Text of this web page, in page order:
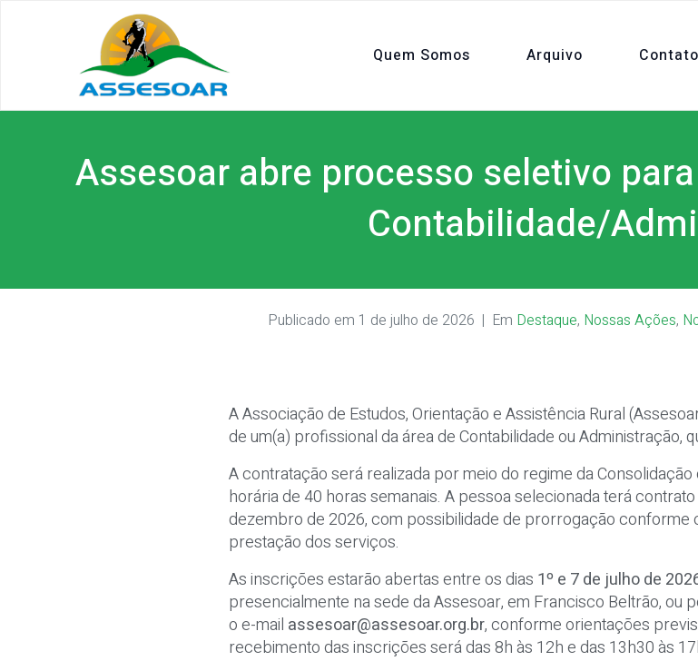
Quem Somos Arquivo
Assesoar abre processo seletivo
Contabilidade/
Publicado em 1 de julho de 2026 Em Destaque, Nossas Ações,
A Associação de Estudos, Orientação e Assistência Rural
de um(a) profissional da área de Contabilidade ou Administração,
A contratação será realizada por meio do regime da
horária de 40 horas semanais. A pessoa selecionada terá
dezembro de 2026, com possibilidade de prorrogação conforme
prestação dos serviços.
As inscrições estarão abertas entre os dias 1º e 7 de julho de
presencialmente na sede da Assesoar, em Francisco Beltrão, ou
o e-mail assesoar@assesoar.org.br, conforme orientações
recebimento das inscrições será das 8h às 12h e das 13h30 às